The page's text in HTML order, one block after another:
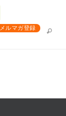
メルマガ登録